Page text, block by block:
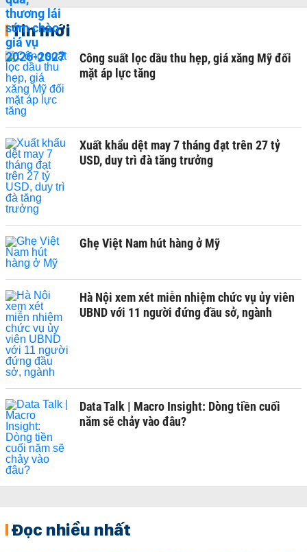
Tin mới
Công suất lọc dầu thu hẹp, giá xăng Mỹ đối
mặt áp lực tăng
Xuất khẩu dệt may 7 tháng đạt trên 27 tỷ
USD, duy trì đà tăng trưởng
Ghẹ Việt Nam hút hàng ở Mỹ
Hà Nội xem xét miễn nhiệm chức vụ ủy viên
UBND với 11 người đứng đầu sở, ngành
Data Talk | Macro Insight: Dòng tiền cuối
năm sẽ chảy vào đâu?
Đọc nhiều nhất